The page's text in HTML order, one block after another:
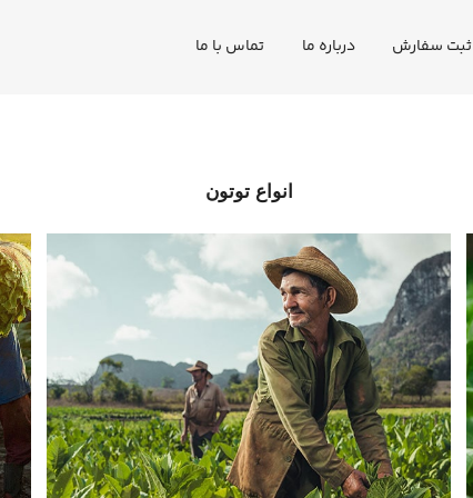
ثبت سفارش درباره ما تماس با ما
انواع توتون